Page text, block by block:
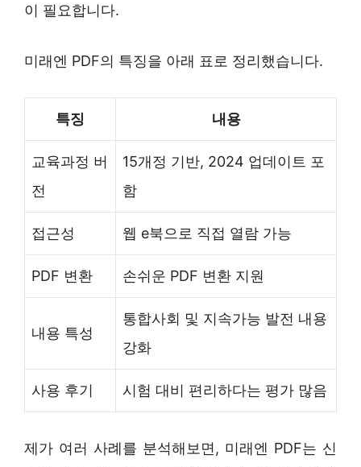
이 필요합니다.
미래엔 PDF의 특징을 아래 표로 정리했습니다.
특징 내용
교육과정 버
전
15개정 기반, 2024 업데이트 포
함
접근성 웹 e북으로 직접 열람 가능
PDF 변환 손쉬운 PDF 변환 지원
내용 특성
통합사회 및 지속가능 발전 내용
강화
사용 후기 시험 대비 편리하다는 평가 많음
제가 여러 사례를 분석해보면, 미래엔 PDF는 신